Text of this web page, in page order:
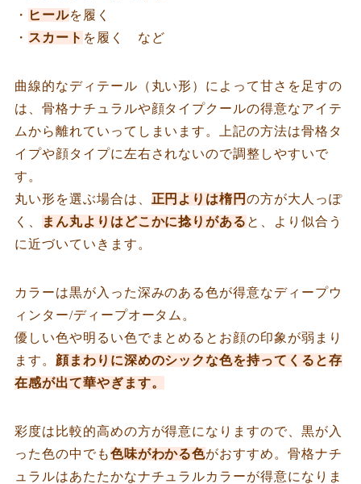
・ ヒールを履く
・ スカート を履く など
曲線的なディテール（丸い形）によって甘さを足すの
は、骨格ナチュラルや顔タイプクールの得意なアイテ
ムから離れていってしまいます。上記の方法は骨格タ
イプや顔タイプに左右されないので調整しやすいで
す。
丸い形を選ぶ場合は、 正円よりは楕円の方が大人っぽ
く、
まん丸よりはどこかに捻りがある と、より似合う
に近づいていきます。
カラーは黒が入った深みのある色が得意なディープウ
ィンター/ディープオータム。
優しい色や明るい色でまとめるとお顔の印象が弱まり
ます。 顔まわりに深めのシックな色を持ってくると存
在感が出て華やぎます。
彩度は比較的高めの方が得意になりますので、黒が入
った色の中でも色味がわかる色がおすすめ。骨格ナチ
ュラルはあたたかなナチュラルカラーが得意になりま